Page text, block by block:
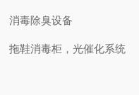
消毒除臭设备
拖鞋消毒柜，光催化系统